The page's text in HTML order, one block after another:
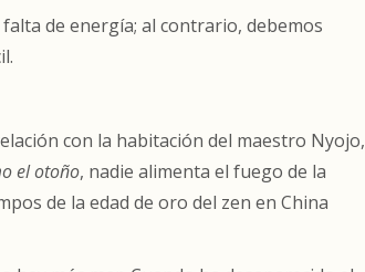
de energía; al contrario, debemos
con la habitación del maestro Nyojo,
el otoño, nadie alimenta el fuego de la
de la edad de oro del zen en China